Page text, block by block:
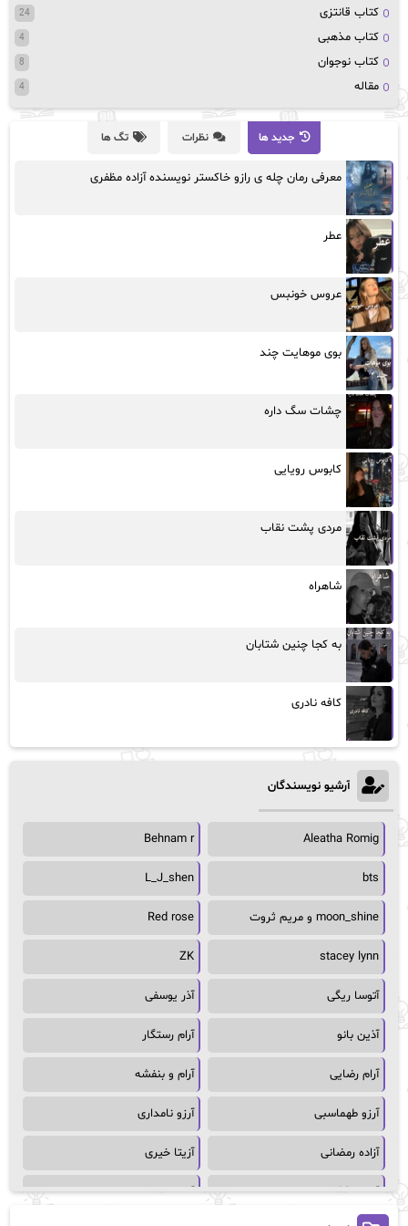
کتاب قانتزی 24
کتاب مذهبی 4
کتاب نوجوان 8
مقاله 4
جدید ها نظرات تگ ها
معرفی رمان چله ی رازو خاکستر نویسنده آزاده مظفری
عطر
عروس خونبس
بوی موهایت چند
چشات سگ داره
کابوس رویایی
مردی پشت نقاب
شاهراه
به کجا چنین شتابان
کافه نادری
آرشیو نویسندگان
Aleatha Romig
Behnam r
bts
L_J_shen
moon_shine و مریم ثروت Red rose
stacey lynn
ZK
آتوسا ریگی آذر یوسفی
آذین بانو آرام رستگار
آرام رضایی آرام و بنفشه
آرزو طهماسبی آرزو نامداری
آزاده رمضانی آزیتا خیری
آسمان64 آسمان۶۵